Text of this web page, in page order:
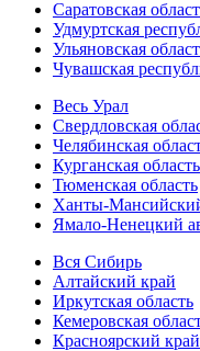
Саратовская
Удмуртская
Ульяновская
Чувашская
Весь Урал
Свердловская
Челябинская
Курганская область
Тюменская область
Ханты-
Ямало-Ненецкий
Вся Сибирь
Алтайский край
Иркутская область
Кемеровская
Красноярский край